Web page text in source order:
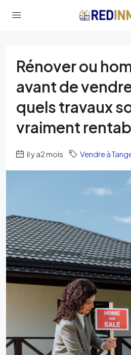
Rénover ou
avant de
quels travaux
vraiment
il y a2 mois Vendre à